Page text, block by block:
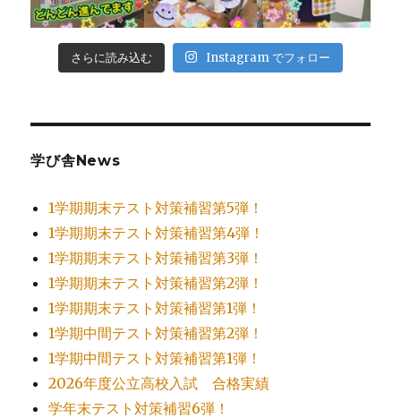
さらに読み込む Instagram でフォロー
学び舎News
1学期期末テスト対策補習第5弾！
1学期期末テスト対策補習第4弾！
1学期期末テスト対策補習第3弾！
1学期期末テスト対策補習第2弾！
1学期期末テスト対策補習第1弾！
1学期中間テスト対策補習第2弾！
1学期中間テスト対策補習第1弾！
2026年度公立高校入試 合格実績
学年末テスト対策補習6弾！